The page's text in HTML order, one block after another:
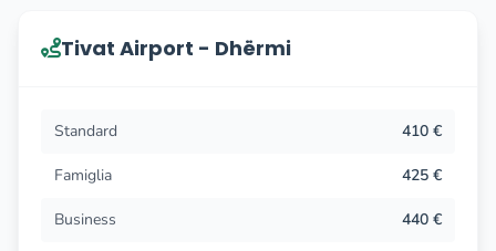
costa, ma tutte sono frequenti richieste di trasferimenti
località come Dubrovnik, Petrovac, St. Stefan, Bar, Herceg
Rezevici, Budva, Stoliv, Prcanj, Cattaro, Risano, Cattaro,
Morinj, Lustica, Bigovo, Baosici, Bijela, Zelenika,
Tivat Airport - Dhërmi
Standard 410 €
Famiglia 425 €
Business 440 €